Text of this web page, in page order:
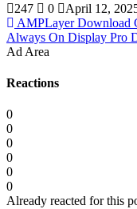
247
0
April 12,
AMPLayer Download
Always On Display Pro
Ad Area
Reactions
0
0
0
0
0
0
Already reacted for this